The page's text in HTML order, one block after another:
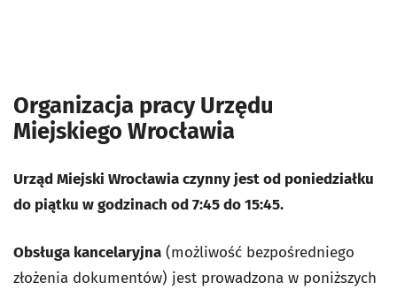
Organizacja pracy Urzędu
Miejskiego Wrocławia
Urząd Miejski Wrocławia czynny jest od poniedziałku
do piątku w godzinach od 7:45 do 15:45.
Obsługa kancelaryjna (możliwość bezpośredniego
złożenia dokumentów) jest prowadzona w poniższych